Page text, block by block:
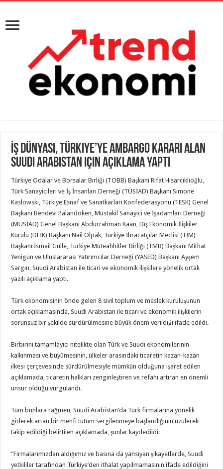
İş dünyası, Türkiye’ye ambargo kararı alan
Suudi Arabistan için açıklama yaptı
Türkiye Odalar ve Borsalar Birliği (TOBB) Başkanı Rifat Hisarcıklıoğlu,
Türk Sanayicileri ve İş İnsanları Derneği (TÜSİAD) Başkanı Simone
Kaslowski, Türkiye Esnaf ve Sanatkarları Konfederasyonu (TESK) Genel
Başkanı Bendevi Palandöken, Müstakil Sanayici ve İşadamları Derneği
(MÜSİAD) Genel Başkanı Abdurrahman Kaan, Dış Ekonomik İlişkiler
Kurulu (DEİK) Başkanı Nail Olpak, Türkiye İhracatçılar Meclisi (TİM)
Başkanı İsmail Gülle, Türkiye Müteahhitler Birliği (TMB) Başkanı Mithat
Yenigün ve Uluslararası Yatırımcılar Derneği (YASED) Başkanı Ayşem
Sargın, Suudi Arabistan ile ticari ve ekonomik ilişkilere yönelik ortak
yazılı açıklama yaptı.
Türk ekonomisinin önde gelen 8 sivil toplum ve meslek kuruluşunun
ortak açıklamasında, Suudi Arabistan ile ticari ve ekonomik ilişkilerin
sorunsuz bir şekilde sürdürülmesine büyük önem verildiği ifade edildi.
Birbirini tamamlayıcı nitelikte olan Türk ve Suudi ekonomilerinin
kalkınması ve büyümesinin, ülkeler arasındaki ticaretin kazan-kazan
ilkesi çerçevesinde sürdürülmesiyle mümkün olduğuna işaret edilen
açıklamada, ticaretin halkları zenginleştiren ve refahı artıran en önemli
unsur olduğu vurgulandı.
Tüm bunlara rağmen, Suudi Arabistan’da Türk firmalarına yönelik
giderek artan bir menfi tutum sergilenmeye başlandığının üzülerek
takip edildiği belirtilen açıklamada, şunlar kaydedildi:
"Firmalarımızdan aldığımız ve basına da yansıyan şikayetlerde, Suudi
yetkililer tarafından Türkiye’den ithalat yapılmamasının ifade edildiğini